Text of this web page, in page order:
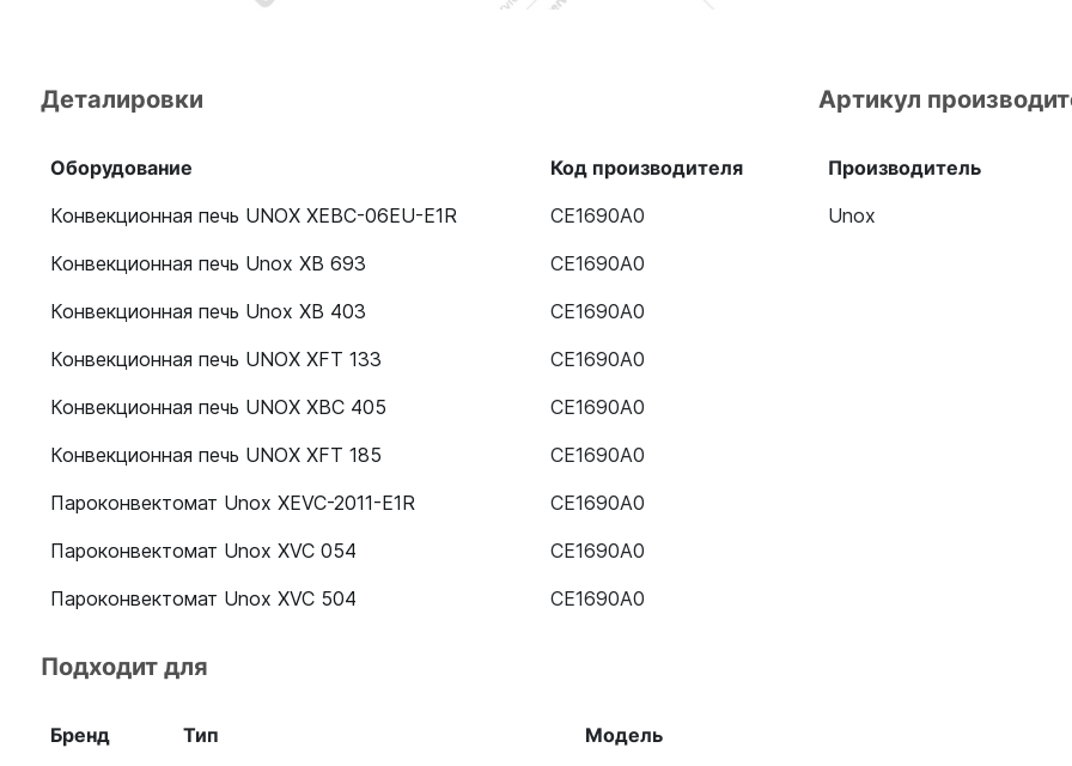
Деталировки
Оборудование
Код производителя
Конвекционная печь UNOX XEBC-06EU-E1R
CE1690A0
Конвекционная печь Unox XB 693
CE1690A0
Конвекционная печь Unox XB 403
CE1690A0
Конвекционная печь UNOX XFT 133
CE1690A0
Конвекционная печь UNOX XBC 405
CE1690A0
Конвекционная печь UNOX XFT 185
CE1690A0
Пароконвектомат Unox XEVC-2011-E1R
CE1690A0
Пароконвектомат Unox XVC 054
CE1690A0
Пароконвектомат Unox XVC 504
CE1690A0
Артикул
Производитель
Unox
Подходит для
Бренд Тип
Модель